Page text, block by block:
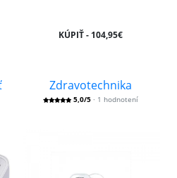
KÚPIŤ - 104,95€
Zdravotechnika
5,0/5 · 1 hodnotení